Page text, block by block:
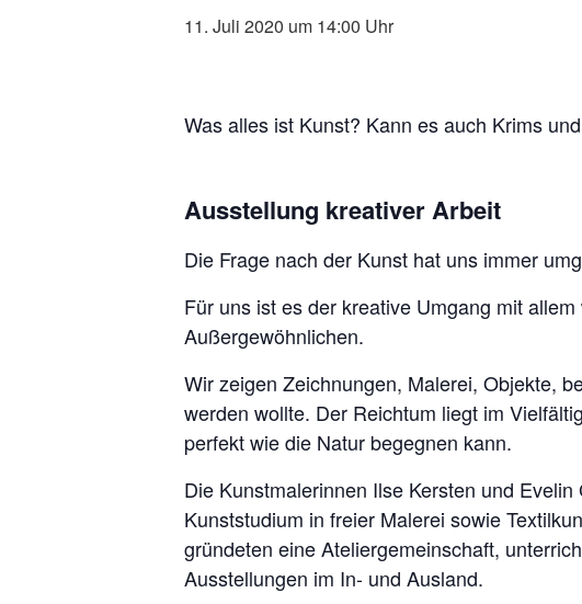
11. Juli 2020 um 14:00
Was alles ist Kunst? Kann es auch Krims
Ausstellung kreativer Arbeit
Die Frage nach der Kunst hat uns immer
Für uns ist es der kreative Umgang mit
Außergewöhnlichen.
Wir zeigen Zeichnungen, Malerei, Objekte,
werden wollte. Der Reichtum liegt im
perfekt wie die Natur begegnen kann.
Die Kunstmalerinnen Ilse Kersten und
Kunststudium in freier Malerei sowie
gründeten eine Ateliergemeinschaft,
Ausstellungen im In- und Ausland.